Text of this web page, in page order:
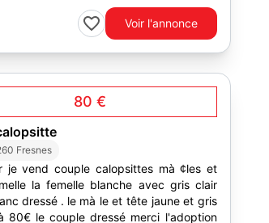
Voir l'annonce
80 €
Fresnes
calopsittes mà ¢les et
avec gris clair
jaune et gris